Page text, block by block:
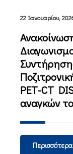
22 Ιανουαρίου,
PET-CT
αναγκών
Περισσότερα